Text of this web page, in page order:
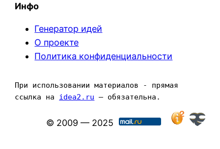
Инфо
Генератор идей
О проекте
Политика конфиденциальности
При использовании материалов - прямая
ссылка на idea2.ru — обязательна.
© 2009 — 2025